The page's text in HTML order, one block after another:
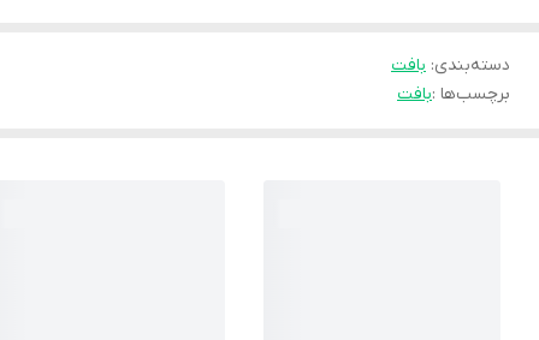
دسته‌بندی: بافت
برچسب‌ها :بافت